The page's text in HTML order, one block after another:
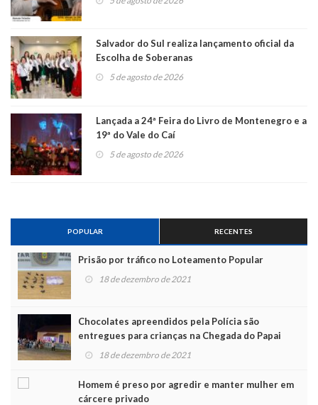
Salvador do Sul realiza lançamento oficial da
Escolha de Soberanas
5 de agosto de 2026
Lançada a 24ª Feira do Livro de Montenegro e a
19ª do Vale do Caí
5 de agosto de 2026
POPULAR RECENTES
Prisão por tráfico no Loteamento Popular
18 de dezembro de 2021
Chocolates apreendidos pela Polícia são
entregues para crianças na Chegada do Papai
Noel
18 de dezembro de 2021
Homem é preso por agredir e manter mulher em
cárcere privado